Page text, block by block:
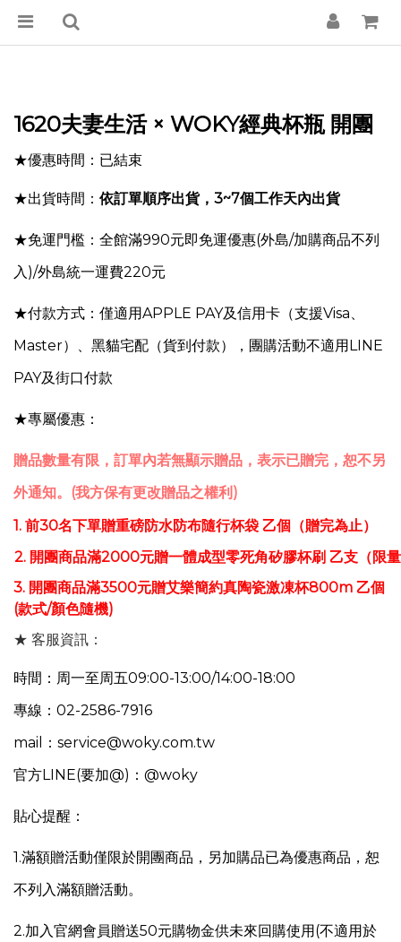
1620夫妻生活 × WOKY經典杯瓶 開團
★優惠時間：已結束
★出貨時間： 依訂單順序出貨，3~7個工作天內出貨
★免運門檻：全館滿990元即免運優惠(外島/加購商品不列
入)/外島統一運費220元
★付款方式：僅適用APPLE PAY及信用卡（支援Visa、
Master）、黑貓宅配（貨到付款）， 團購活動不適用LINE
PAY及街口付款
★專屬優惠：
贈品數量有限，訂單內若無顯示贈品，表示已贈完，恕不另
外通知。(我方保有更改贈品之權利)
1. 前30名下單贈重磅防水防布隨行杯袋 乙個（贈完為止）
2. 開團商品滿2000元贈一體成型零死角矽膠杯刷 乙支 （限
3. 開團商品滿3500元贈艾樂簡約真陶瓷激凍杯800m 乙個
(款式/顏色隨機)​
★ 客服資訊：
時間：周一至周五09:00-13:00/14:00-18:00
專線：02-2586-7916
mail：service@woky.com.tw
官方LINE(要加@)：@woky
貼心提醒：
1.滿額贈活動僅限於開團商品，另加購品已為優惠商品，恕
不列入滿額贈活動。
2.加入官網會員贈送50元購物金供未來回購使用(不適用於